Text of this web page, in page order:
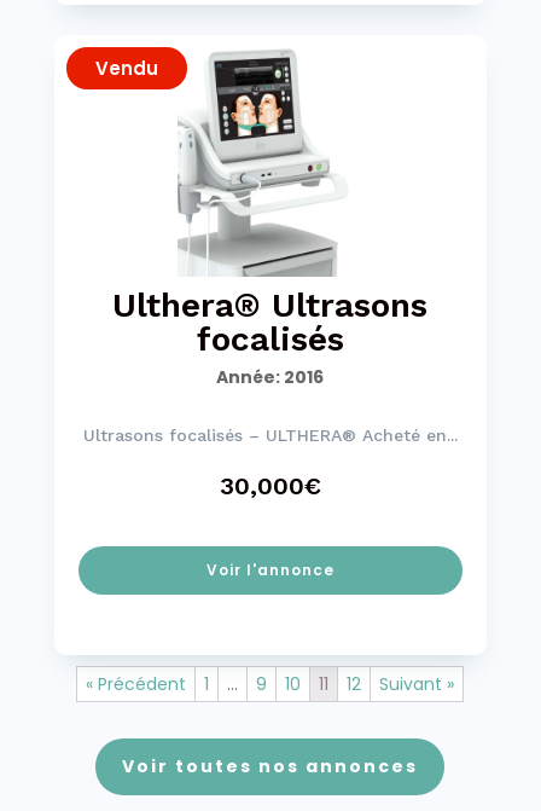
Vendu
Ulthera® Ultrasons
focalisés
Année: 2016
Ultrasons focalisés – ULTHERA® Acheté en...
30,000€
Voir l'annonce
« Précédent 1 … 9 10 11 12 Suivant »
Voir toutes nos annonces